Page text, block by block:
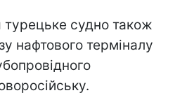
турецьке судно також
нафтового терміналу